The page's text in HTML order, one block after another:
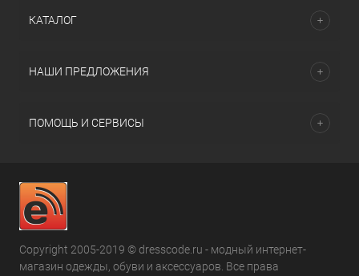
КАТАЛОГ
НАШИ ПРЕДЛОЖЕНИЯ
ПОМОЩЬ И СЕРВИСЫ
Copyright 2005-2019 © dresscode.ru - модный интернет-
магазин одежды, обуви и аксессуаров. Все права